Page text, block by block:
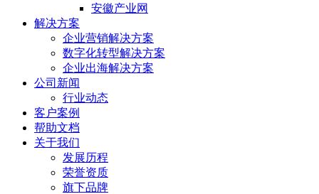
安徽产业网
解决方案
企业营销解决方案
数字化转型解决方案
企业出海解决方案
公司新闻
行业动态
客户案例
帮助文档
关于我们
发展历程
荣誉资质
旗下品牌